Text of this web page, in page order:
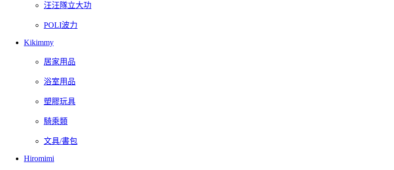
汪汪隊立大功
POLI波力
Kikimmy
居家用品
浴室用品
塑膠玩具
騎乘類
文具/書包
Hiromimi